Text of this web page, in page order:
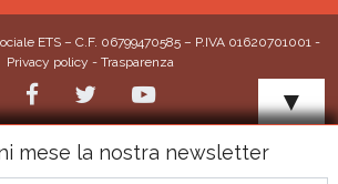
ETS – C.F. 06799470585 – P.IVA 01620701001 -
Privacy policy - Trasparenza
▼
mese la nostra newsletter